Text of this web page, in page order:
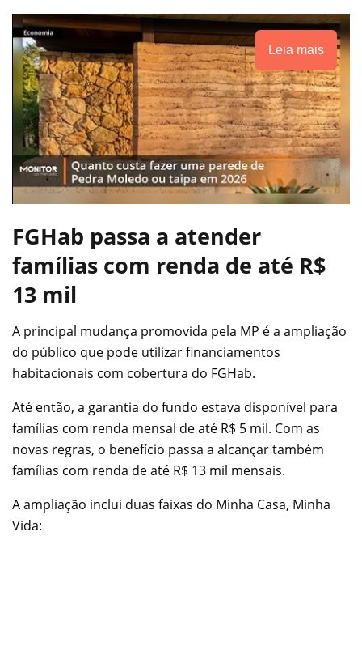
Leia mais
FGHab passa a atender
famílias com renda de até R$
13 mil
A principal mudança promovida pela MP é a ampliação
do público que pode utilizar financiamentos
habitacionais com cobertura do FGHab.
Até então, a garantia do fundo estava disponível para
famílias com renda mensal de até R$ 5 mil. Com as
novas regras, o benefício passa a alcançar também
famílias com renda de até R$ 13 mil mensais.
A ampliação inclui duas faixas do Minha Casa, Minha
Vida: